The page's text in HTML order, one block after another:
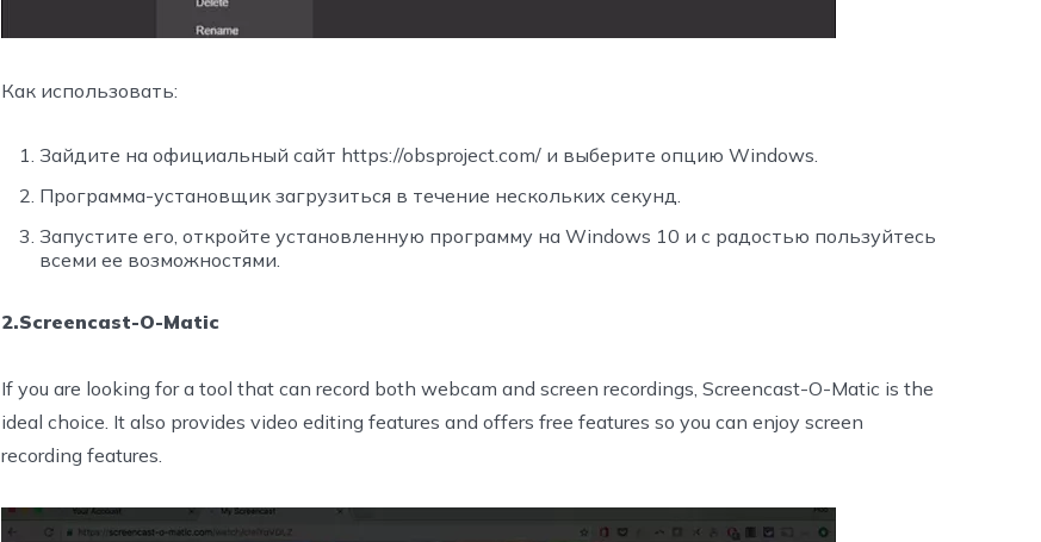
Как использовать:
Зайдите на официальный сайт https://obsproject.com/ и выберите опцию Windows.
Программа-установщик загрузиться в течение нескольких секунд.
Запустите его, откройте установленную программу на Windows 10 и с радостью пользуйтесь
всеми ее возможностями.
2.Screencast-O-Matic
If you are looking for a tool that can record both webcam and screen recordings, Screencast-O-Matic is the
ideal choice. It also provides video editing features and offers free features so you can enjoy screen
recording features.